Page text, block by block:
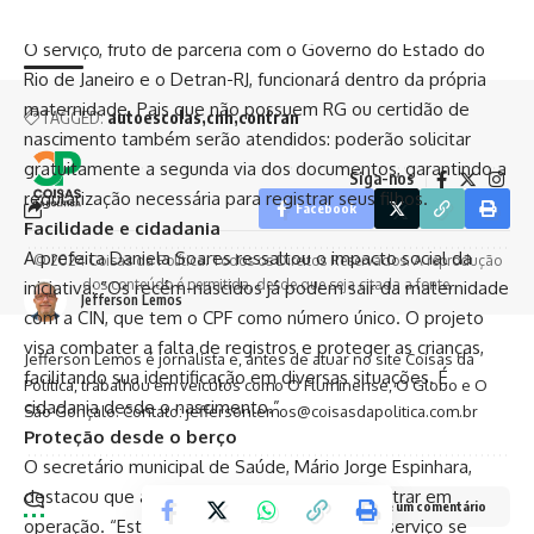
TAGGED:autoescolas cnh contran
Facebook
Jefferson Lemos
Jefferson Lemos é jornalista e, antes de atuar no site Coisas da
Política, trabalhou em veículos como O Fluminense, O Globo e O
São Gonçalo. Contato: jeffersonlemos@coisasdapolitica.com.br
Deixe um comentário
O serviço, fruto de parceria com o Governo do Estado do
Rio de Janeiro e o Detran-RJ, funcionará dentro da própria
maternidade. Pais que não possuem RG ou certidão de
nascimento também serão atendidos: poderão solicitar
gratuitamente a segunda via dos documentos, garantindo a
regularização necessária para registrar seus filhos.
Facilidade e cidadania
A prefeita Daniela Soares ressaltou o impacto social da
iniciativa: “Os recém-nascidos já podem sair da maternidade
com a CIN, que tem o CPF como número único. O projeto
visa combater a falta de registros e proteger as crianças,
facilitando sua identificação em diversas situações. É
cidadania desde o nascimento.”
Proteção desde o berço
O secretário municipal de Saúde, Mário Jorge Espinhara,
destacou que a estrutura está pronta para entrar em
operação. “Estamos organizando para que o serviço se
Siga-nos
© 2024 Coisas da Política. Todos os Direitos Reservados. A reprodução
dos conteúdo é permitida, desde que seja citada a fonte.